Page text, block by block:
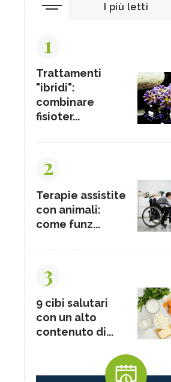
I più letti
1
Trattamenti
"ibridi":
combinare
fisioter...
2
Terapie assistite
con animali:
come funz...
3
9 cibi salutari
con un alto
contenuto di...